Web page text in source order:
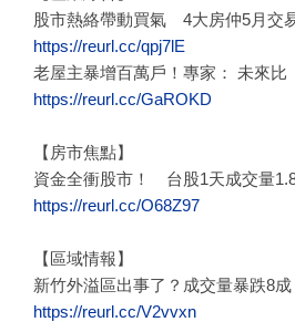
股市熱絡帶動買氣 4大房仲5月交
https://reurl.cc/qpj7lE
老屋主暴增百萬戶！專家： 未來比
https://reurl.cc/GaROKD
【房市焦點】
資金全衝股市！ 台股1天成交量
https://reurl.cc/O68Z97
【區域情報】
新竹外溢區出事了？成交量暴跌8
https://reurl.cc/V2vvxn